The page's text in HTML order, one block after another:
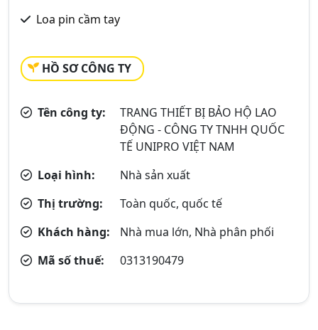
Loa pin cầm tay
HỒ SƠ CÔNG TY
Tên công ty:
TRANG THIẾT BỊ BẢO HỘ LAO
ĐỘNG - CÔNG TY TNHH QUỐC
TẾ UNIPRO VIỆT NAM
Loại hình:
Nhà sản xuất
Thị trường:
Toàn quốc, quốc tế
Khách hàng:
Nhà mua lớn, Nhà phân phối
Mã số thuế:
0313190479